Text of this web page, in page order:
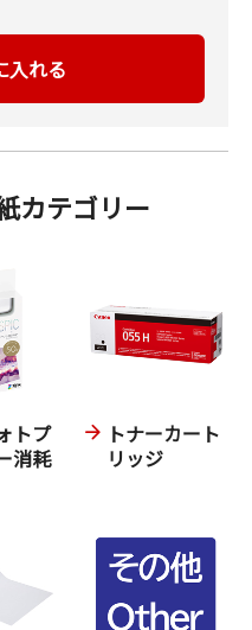
カテゴリー
トプ
消耗
トナーカート
リッジ